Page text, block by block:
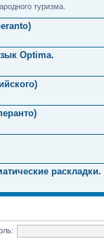
туризма.
Optima.
раскладки.